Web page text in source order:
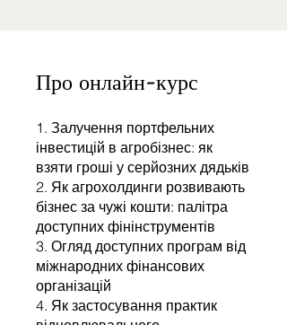
Про онлайн-курс
1. Залучення портфельних
інвестицій в агробізнес: як
взяти гроші у серйозних дядьків
2. Як агрохолдинги розвивають
бізнес за чужі кошти: палітра
доступних фінінструментів
3. Огляд доступних програм від
міжнародних фінансових
організацій
4. Як застосування практик